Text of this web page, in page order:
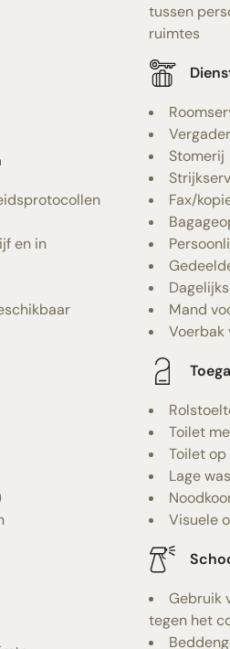
en in
tussen
ruimtes
Stomerij
Fax/
Mand
Voerbak
Toilet
Toilet
Lage
Visuele
Gebruik
tegen het